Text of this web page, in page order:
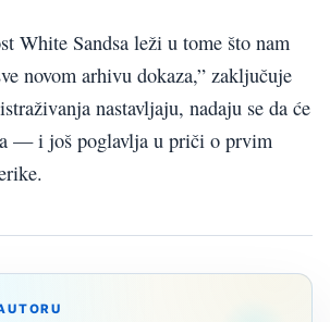
White Sandsa leži u tome što nam
novom arhivu dokaza,” zaključuje
nastavljaju, nadaju se da će
— i još poglavlja u priči o prvim